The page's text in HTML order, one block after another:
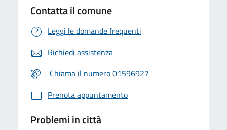
Contatta il comune
Leggi le domande frequenti
Richiedi assistenza
Chiama il numero 01596927
Prenota appuntamento
Problemi in città